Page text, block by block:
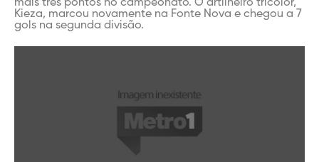
mais três pontos no campeonato. O artilheiro tricolor,
Kieza, marcou novamente na Fonte Nova e chegou a 7
gols na segunda divisão.